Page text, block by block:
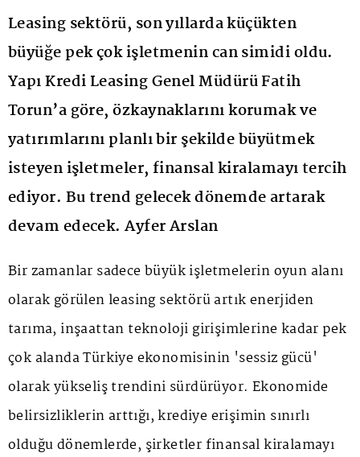
Leasing sektörü, son yıllarda küçükten
büyüğe pek çok işletmenin can simidi oldu.
Yapı Kredi Leasing Genel Müdürü Fatih
Torun’a göre, özkaynaklarını korumak ve
yatırımlarını planlı bir şekilde büyütmek
isteyen işletmeler, finansal kiralamayı tercih
ediyor. Bu trend gelecek dönemde artarak
devam edecek. Ayfer Arslan
Bir zamanlar sadece büyük işletmelerin oyun alanı
olarak görülen leasing sektörü artık enerjiden
tarıma, inşaattan teknoloji girişimlerine kadar pek
çok alanda Türkiye ekonomisinin 'sessiz gücü'
olarak yükseliş trendini sürdürüyor. Ekonomide
belirsizliklerin arttığı, krediye erişimin sınırlı
olduğu dönemlerde, şirketler finansal kiralamayı